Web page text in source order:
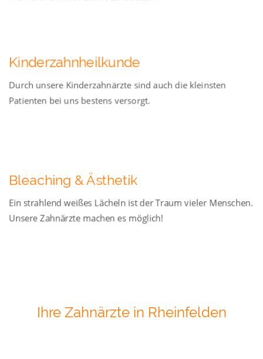
Kinderzahnheilkunde
Durch unsere Kinderzahnärzte sind auch die kleinsten
Patienten bei uns bestens versorgt.
Bleaching & Ästhetik
Ein strahlend weißes Lächeln ist der Traum vieler Menschen.
Unsere Zahnärzte machen es möglich!
Ihre Zahnärzte in Rheinfelden